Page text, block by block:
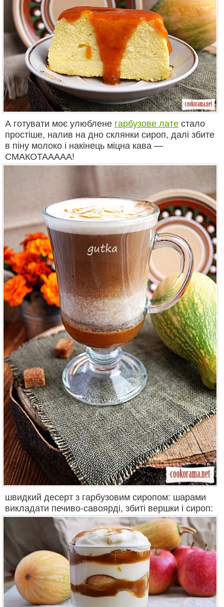
А готувати моє улюблене гарбузове латестало
простіше, налив на дно склянки сироп, далі збите
в піну молоко і накінець міцна кава —
СМАКОТААААА!
швидкий десерт з гарбузовим сиропом: шарами
викладати печиво-савоярді, збиті вершки і сироп: